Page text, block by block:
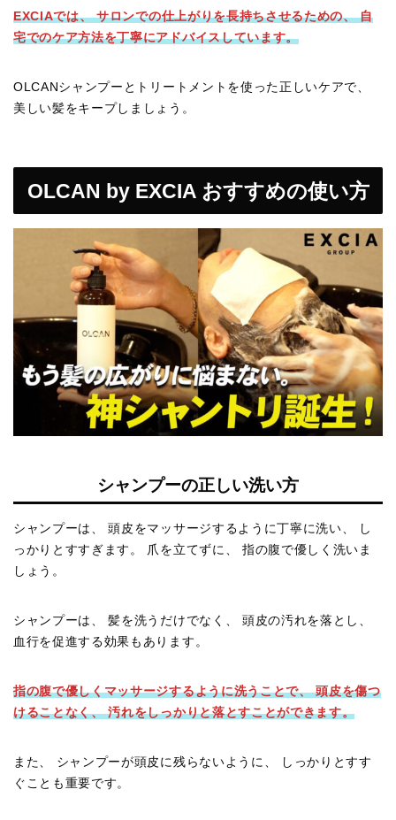
EXCIAでは、 サロンでの仕上がりを長持ちさせるための、 自
宅でのケア方法を丁寧にアドバイスしています。
OLCANシャンプーとトリートメントを使った正しいケアで、
美しい髪をキープしましょう。
OLCAN by EXCIA おすすめの使い方
シャンプーの正しい洗い方
シャンプーは、 頭皮をマッサージするように丁寧に洗い、 し
っかりとすすぎます。 爪を立てずに、 指の腹で優しく洗いま
しょう。
シャンプーは、 髪を洗うだけでなく、 頭皮の汚れを落とし、
血行を促進する効果もあります。
指の腹で優しくマッサージするように洗うことで、 頭皮を傷つ
けることなく、 汚れをしっかりと落とすことができます。
また、 シャンプーが頭皮に残らないように、 しっかりとすす
ぐことも重要です。